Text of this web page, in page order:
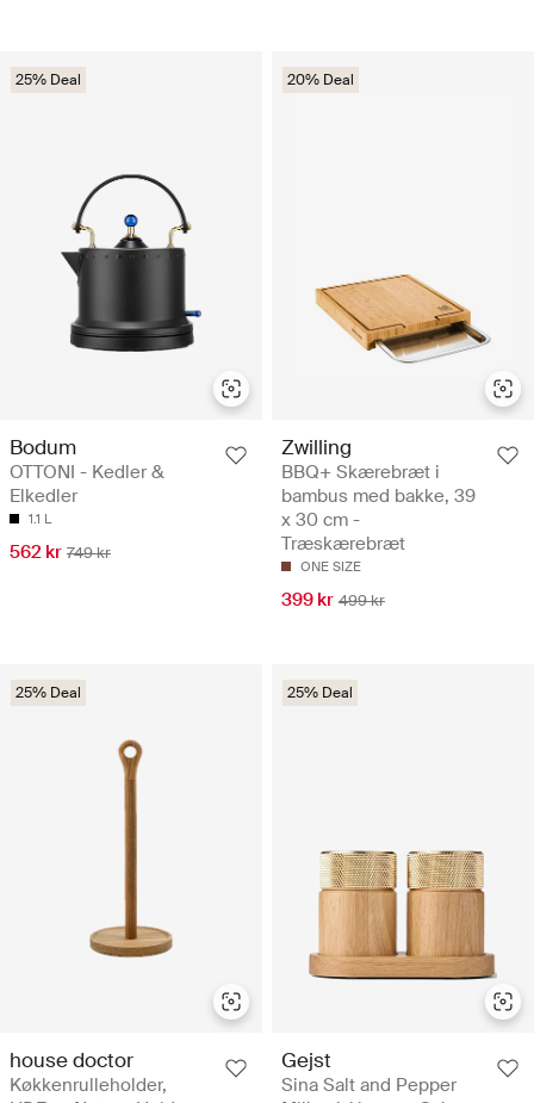
25% Deal
Bodum
OTTONI - Kedler &
Elkedler
1.1 L
562 kr 749 kr
20% Deal
Zwilling
BBQ+ Skærebræt i
bambus med bakke, 39
x 30 cm -
Træskærebræt
ONE SIZE
399 kr 499 kr
25% Deal
house doctor
Køkkenrulleholder,
25% Deal
Gejst
Sina Salt and Pepper